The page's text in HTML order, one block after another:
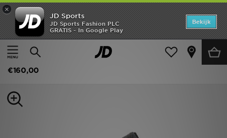
×
JD Sports
JD Sports Fashion PLC
GRATIS - In Google Play
Bekijk
Thuis
Heren Herenschoenen Sneakers
ASICS GEL-NYC 2.0
€160,00
Home
Offers
Dames